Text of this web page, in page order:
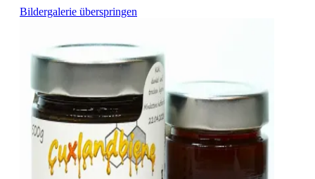
Bildergalerie überspringen